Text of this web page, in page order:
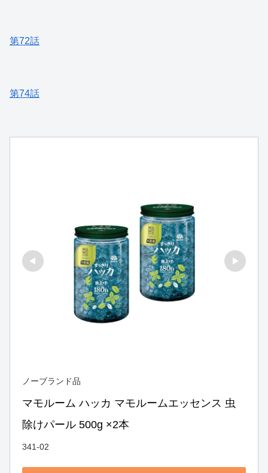
第72話
第74話
ノーブランド品
マモルーム ハッカ マモルームエッセンス 虫
除けパール 500g ×2本
341-02